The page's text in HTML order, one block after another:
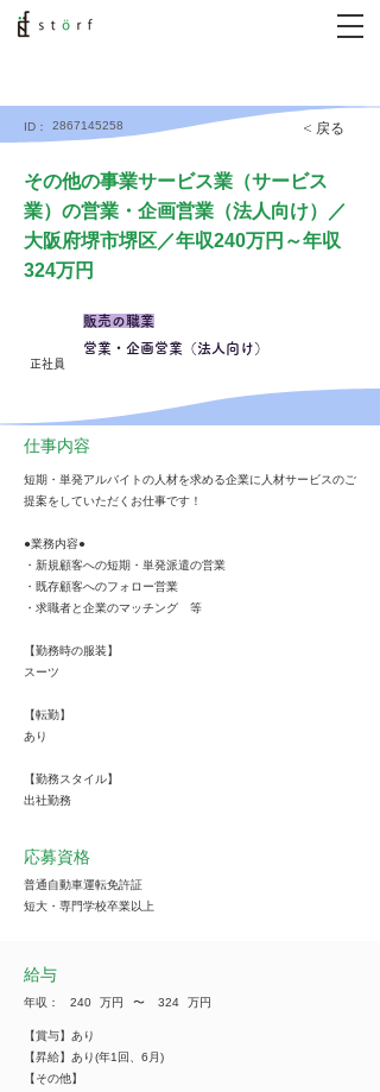
ID： 2867145258 < 戻る
その他の事業サービス業（サービス
業）の営業・企画営業（法人向け）／
大阪府堺市堺区／年収240万円～年収
324万円
正社員
販売の職業
営業・企画営業（法人向け）
仕事内容
短期・単発アルバイトの人材を求める企業に人材サービスのご
提案をしていただくお仕事です！
●業務内容●
・新規顧客への短期・単発派遣の営業
・既存顧客へのフォロー営業
・求職者と企業のマッチング 等
【勤務時の服装】
スーツ
【転勤】
あり
【勤務スタイル】
出社勤務
応募資格
普通自動車運転免許証
短大・専門学校卒業以上
給与
年収： 240 万円 ​〜 324 万円
【賞与】あり
【昇給】あり(年1回、6月)
【その他】